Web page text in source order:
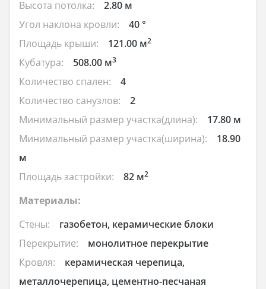
Высота потолка:
2.80 м
Угол наклона кровли:
40 °
Площадь крыши:
121.00 м2
Кубатура: 508.00 м3
Количество спален:
4
Количество санузлов:
2
Минимальный размер участка(длина):
17.80 м
Минимальный размер участка(ширина):
18.90
м
Площадь застройки:
82 м2
Материалы:
Стены:
газобетон, керамические блоки
Перекрытие:
монолитное перекрытие
Кровля:
керамическая черепица,
металлочерепица, цементно-песчаная